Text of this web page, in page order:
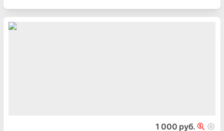
1 000 руб.